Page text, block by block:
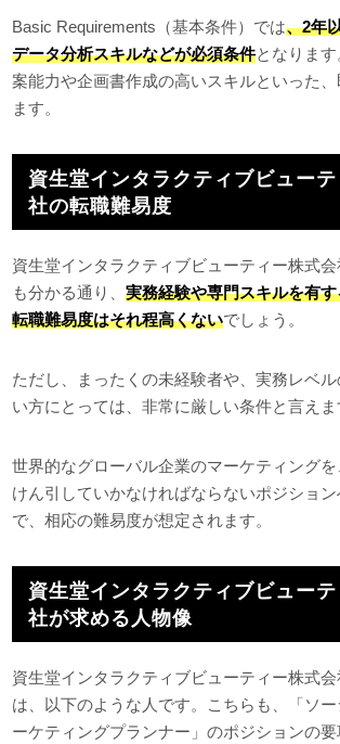
Basic Requirements（基本条件）では、2年
データ分析スキルなどが必須条件となりま
案能力や企画書作成の高いスキルといった
ます。
資生堂インタラクティブビュー
社の転職難易度
資生堂インタラクティブビューティー株式
も分かる通り、実務経験や専門スキルを有
転職難易度はそれ程高くないでしょう。
ただし、まったくの未経験者や、実務レベ
い方にとっては、非常に厳しい条件と言えま
世界的なグローバル企業のマーケティング
けん引していかなければならないポジショ
で、相応の難易度が想定されます。
資生堂インタラクティブビュー
社が求める人物像
資生堂インタラクティブビューティー株式
は、以下のような人です。こちらも、「ソ
ーケティングプランナー」のポジションの